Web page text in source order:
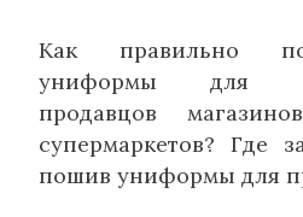
Как правильно
униформы для
продавцов
супермаркетов? Где
пошив униформы для